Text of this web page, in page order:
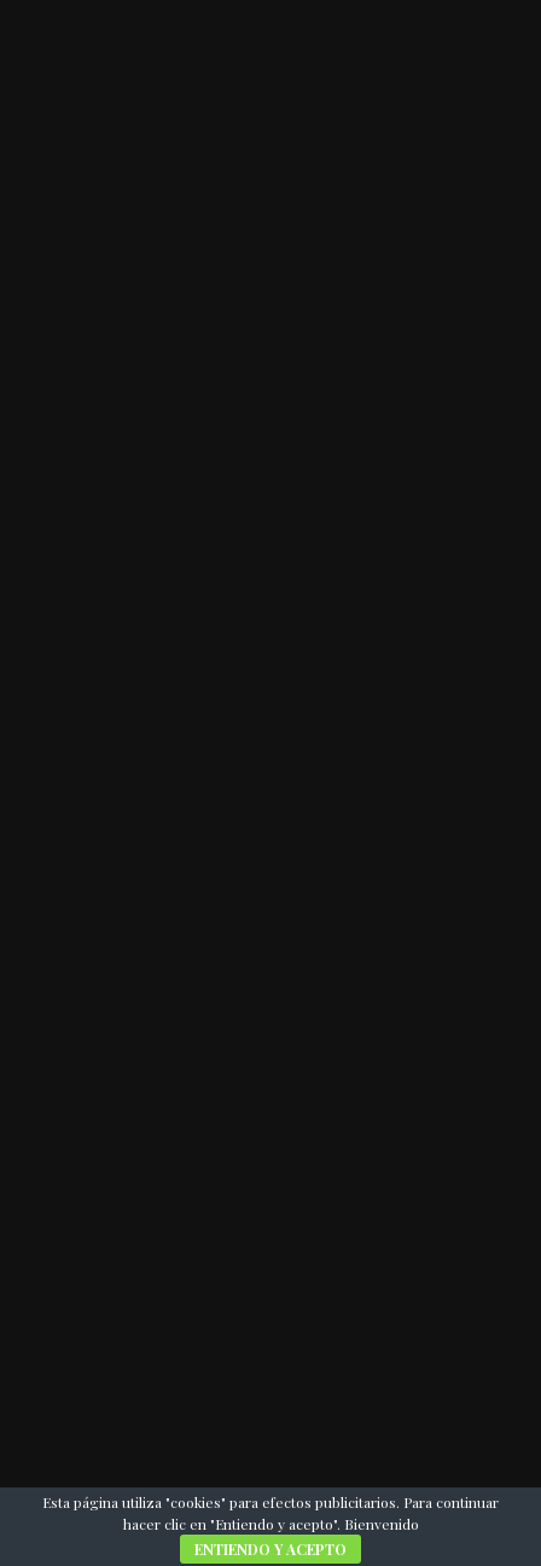
Esta página utiliza "cookies" para efectos publicitarios. Para continuar
hacer clic en "Entiendo y acepto". Bienvenido
ENTIENDO Y ACEPTO